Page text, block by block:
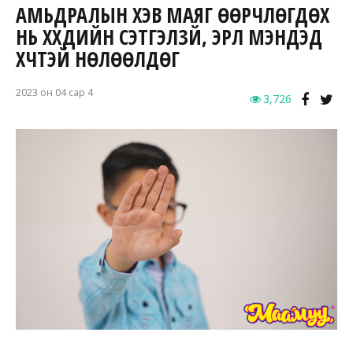
АМЬДРАЛЫН ХЭВ МАЯГ ӨӨРЧЛӨГДӨХ
НЬ ХҮҮХДИЙН СЭТГЭЛЗҮЙ, ЭРҮҮЛ МЭНДЭД
ХҮЧТЭЙ НӨЛӨӨЛДӨГ
2023 он 04 сар 4 3,726